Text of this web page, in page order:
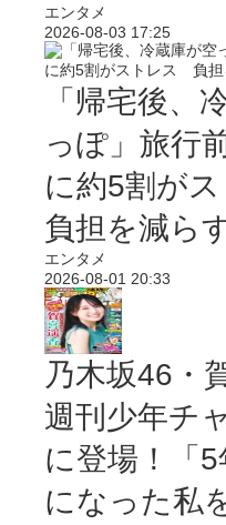
エンタメ
2026-08-03 17:25
「帰宅後、
っぽ」旅行
に約5割が
負担を減ら
エンタメ
2026-08-01 20:33
乃木坂46・
週刊少年チ
に登場！「5
になった私